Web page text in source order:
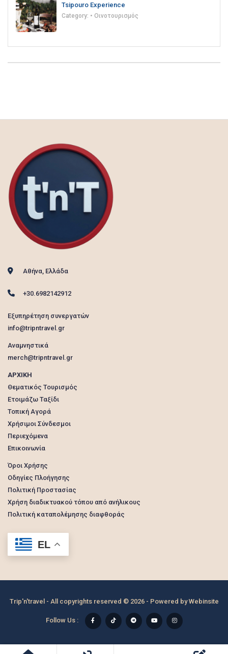
Tsipouro Experience
Category: • Οινοτουρισμός
Αθήνα, Ελλάδα
+30.6982142912
Εξυπηρέτηση συνεργατών
info@tripntravel.gr
Αναμνηστικά
merch@tripntravel.gr
ΑΡΧΙΚΗ
Θεματικός Τουρισμός
Ετοιμάζω Ταξίδι
Τοπική Αγορά
Χρήσιμοι Σύνδεσμοι
Περιεχόμενα
Επικοινωνία
Όροι Χρήσης
Οδηγίες Πλοήγησης
Πολιτική Προστασίας
Χρήση διαδικτυακού τόπου από ανήλικους
Πολιτική καταπολέμησης διαφθοράς
EL
Trip'n'travel - All copyrights reserved © 2026 - Powered byWebinsite
Follow Us :